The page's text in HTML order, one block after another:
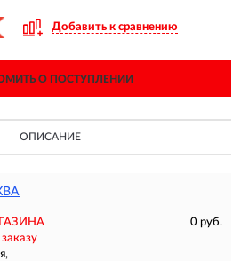
Добавить к сравнению
О ПОСТУПЛЕНИИ
ОПИСАНИЕ
0 руб.